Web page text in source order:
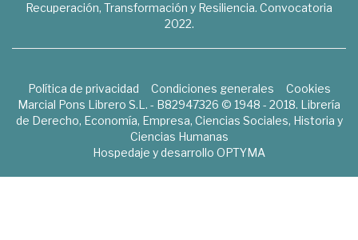
Recuperación, Transformación y Resiliencia. Convocatoria
2022.
Política de privacidad Condiciones generales
Cookies
Marcial Pons Librero S.L. - B82947326 © 1948 - 2018. Librería
de Derecho, Economía, Empresa, Ciencias Sociales, Historia y
Ciencias Humanas
Hospedaje y desarrollo OPTYMA